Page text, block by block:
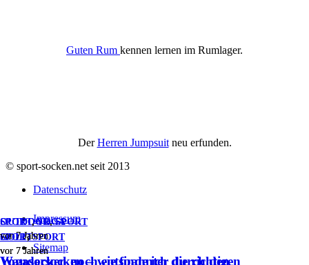
OUTDOOR,SPORT
vor 7 Jahren
Wandersocken – wie finde ich die richtigen
SPORT
vor 7 Jahren
GOLF,SPORT
vor 7 Jahren
SPORT,YOGA
vor 7 Jahren
Yogasocken noch entspannter durch den
Guten Rum kennen lernen im Rumlager.
DerHerren Jumpsuitneu erfunden.
© sport-socken.net seit 2013
Datenschutz
Impressum
Sitemap